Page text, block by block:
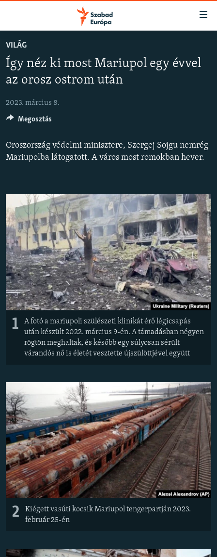
Akadálymentes
Ugrás
oldalra
Ugrás
keresésre
AKTUÁLIS
PODCASTOK
VIDEÓK
ELEMZŐ
SZABADON
A PÉNZ NYOMÁBAN
EURÓPAI UNIÓ
VILÁG
KLÍMAVÁLTOZÁS
A MÚLT TANULSÁGAI
KÖVESSEN MINKET!
Valamennyi RFE/RL weboldal
VILÁG
Így néz ki most Mariupol egy évvel
az orosz ostrom után
2023. március 8.
Oroszország védelmi minisztere, Szergej Sojgu nemrég
Mariupolba látogatott. A város most romokban hever.
1
A fotó a mariupoli szülészeti klinikát érő légicsapás
után készült 2022. március 9-én. A támadásban négyen
rögtön meghaltak, és később egy súlyosan sérült
várandós nő is életét vesztette újszülöttjével együtt
2
Kiégett vasúti kocsik Mariupol tengerpartján 2023.
február 25-én
Megosztás
FELIRATKOZÁS
Feliratkozás